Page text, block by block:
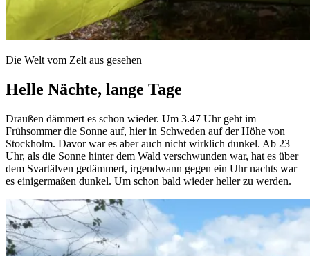
Die Welt vom Zelt aus gesehen
Helle Nächte, lange Tage
Draußen dämmert es schon wieder. Um 3.47 Uhr geht im
Frühsommer die Sonne auf, hier in Schweden auf der Höhe von
Stockholm. Davor war es aber auch nicht wirklich dunkel. Ab 23
Uhr, als die Sonne hinter dem Wald verschwunden war, hat es über
dem Svartälven gedämmert, irgendwann gegen ein Uhr nachts war
es einigermaßen dunkel. Um schon bald wieder heller zu werden.